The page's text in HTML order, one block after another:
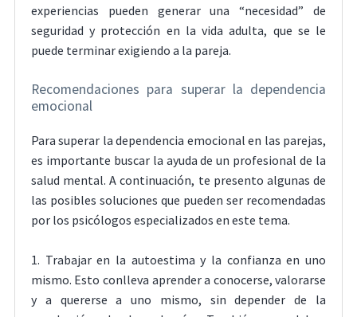
experiencias pueden generar una “necesidad” de
seguridad y protección en la vida adulta, que se le
puede terminar exigiendo a la pareja.
Recomendaciones para superar la dependencia
emocional
Para superar la dependencia emocional en las parejas,
es importante buscar la ayuda de un profesional de la
salud mental. A continuación, te presento algunas de
las posibles soluciones que pueden ser recomendadas
por los psicólogos especializados en este tema.
1. Trabajar en la autoestima y la confianza en uno
mismo. Esto conlleva aprender a conocerse, valorarse
y a quererse a uno mismo, sin depender de la